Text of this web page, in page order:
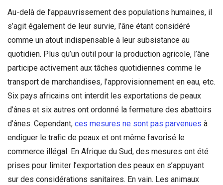
Au-delà de l’appauvrissement des populations humaines, il
s’agit également de leur survie, l’âne étant considéré
comme un atout indispensable à leur subsistance au
quotidien. Plus qu’un outil pour la production agricole, l’âne
participe activement aux tâches quotidiennes comme le
transport de marchandises, l’approvisionnement en eau, etc.
Six pays africains ont interdit les exportations de peaux
d’ânes et six autres ont ordonné la fermeture des abattoirs
d’ânes. Cependant, ces mesures ne sont pas parvenues à
endiguer le trafic de peaux et ont même favorisé le
commerce illégal. En Afrique du Sud, des mesures ont été
prises pour limiter l’exportation des peaux en s’appuyant
sur des considérations sanitaires. En vain. Les animaux